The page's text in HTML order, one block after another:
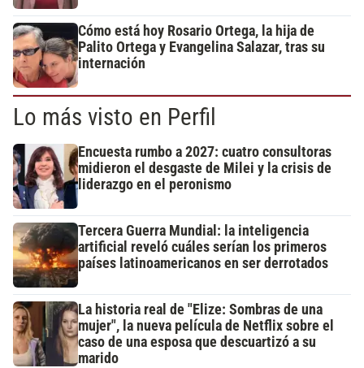
Cómo está hoy Rosario Ortega, la hija de
Palito Ortega y Evangelina Salazar, tras su
internación
Lo más visto en Perfil
Encuesta rumbo a 2027: cuatro consultoras
midieron el desgaste de Milei y la crisis de
liderazgo en el peronismo
Tercera Guerra Mundial: la inteligencia
artificial reveló cuáles serían los primeros
países latinoamericanos en ser derrotados
La historia real de "Elize: Sombras de una
mujer", la nueva película de Netflix sobre el
caso de una esposa que descuartizó a su
marido